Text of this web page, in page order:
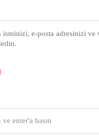
isminizi, e-posta adresinizi ve